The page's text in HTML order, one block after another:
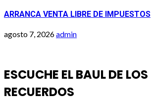
ARRANCA VENTA LIBRE DE IMPUESTOS
agosto 7, 2026admin
ESCUCHE EL BAUL DE LOS
RECUERDOS